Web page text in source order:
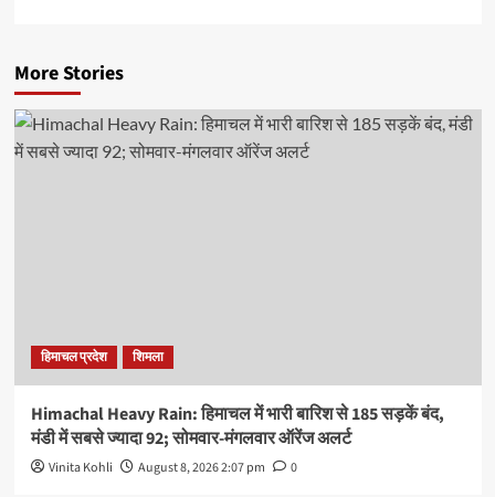
More Stories
हिमाचल प्रदेश शिमला
Himachal Heavy Rain: हिमाचल में भारी बारिश से 185 सड़कें बंद,
मंडी में सबसे ज्यादा 92; सोमवार-मंगलवार ऑरेंज अलर्ट
Vinita Kohli August 8, 2026 2:07 pm 0